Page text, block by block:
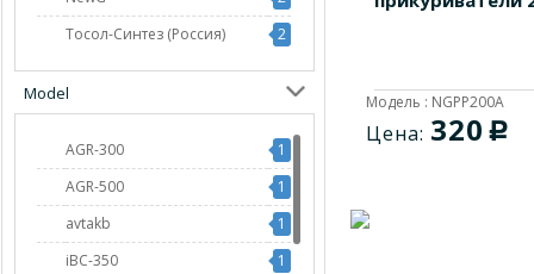
Тосол-Синтез (Россия)
2
Model
AGR-300
1
AGR-500
1
avtakb
1
iBC-350
1
Цена: 320 c
Модель : NGPP200A